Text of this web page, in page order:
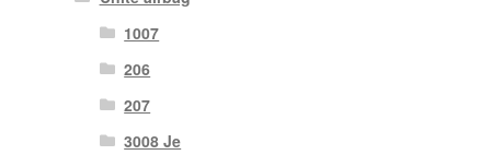
1007
206
207
3008 Je